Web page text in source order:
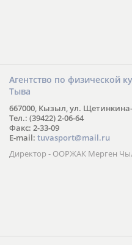
Агентство по физической
Тыва
667000, Кызыл, ул.
Тел.: (39422) 2-06-64
Факс: 2-33-09
E-mail: tuvasport@mail.ru
Директор - ООРЖАК Мерген